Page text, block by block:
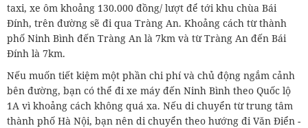
taxi, xe ôm khoảng 130.000 đồng/ lượt để tới khu chùa Bái
Đính, trên đường sẽ đi qua Tràng An. Khoảng cách từ thành
phố Ninh Bình đến Tràng An là 7km và từ Tràng An đến Bái
Đính là 7km.
Nếu muốn tiết kiệm một phần chi phí và chủ động ngắm cảnh
bên đường, bạn có thể đi xe máy đến Ninh Bình theo Quốc lộ
1A vì khoảng cách không quá xa. Nếu di chuyển từ trung tâm
thành phố Hà Nội, bạn nên di chuyển theo hướng đi Văn Điển -